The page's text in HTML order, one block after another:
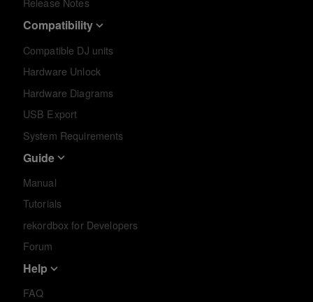
Release Notes
Compatibility
Compatible DJ units
Hardware Unlock
Hardware Diagrams
USB Export
System Requirements
Guide
Manual
Tutorials
rekordbox for Developers
Forum
Help
FAQ